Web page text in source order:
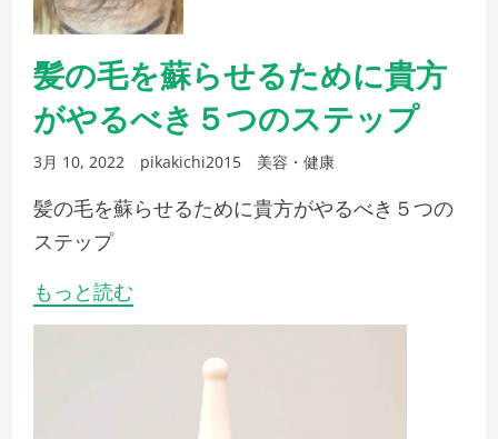
髪の毛を蘇らせるために貴方
がやるべき５つのステップ
3月 10, 2022 pikakichi2015 美容・健康
髪の毛を蘇らせるために貴方がやるべき５つの
ステップ
もっと読む